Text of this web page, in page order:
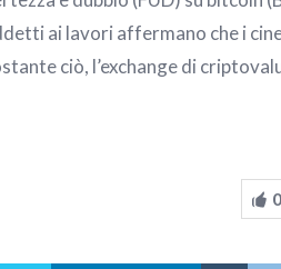
ai lavori affermano che i
ciò, l’exchange di
0